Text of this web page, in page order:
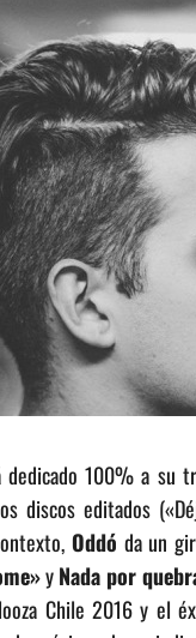
dedicado 100% a su
discos editados
Oddó da un
yNada por
Chile 2016 y el